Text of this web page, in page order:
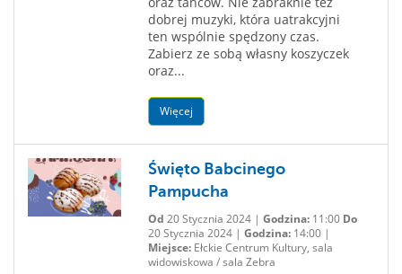
dobrej muzyki, która uatrakcyjni
ten wspólnie spędzony czas.
Zabierz ze sobą własny koszyczek
oraz...
Więcej
Święto Babcinego
Pampucha
Od 20 Stycznia 2024 | Godzina:11:00 Do
20 Stycznia 2024 | Godzina:14:00 |
Miejsce:Ełckie Centrum Kultury, sala
widowiskowa / sala Zebra